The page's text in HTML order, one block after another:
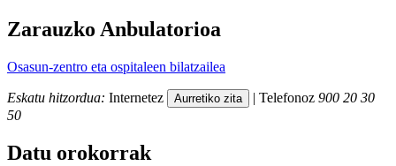
Zarauzko Anbulatorioa
Osasun-zentro eta ospitaleen bilatzailea
Eskatu hitzordua: Internetez | Telefonoz 900 20 30
50
Datu orokorrak